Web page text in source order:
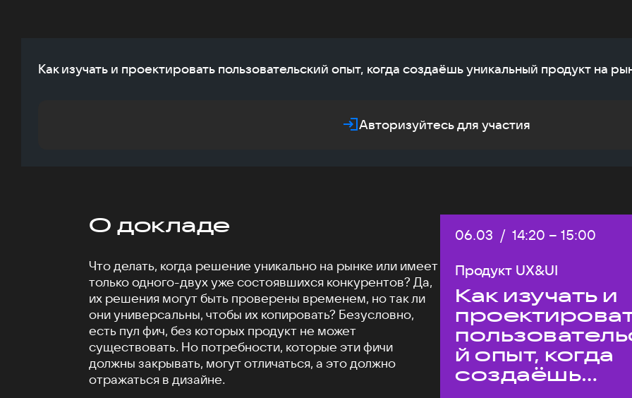
Как изучать и проектировать пользовательский опыт, когда создаёшь уникальный продукт на
Авторизуйтесь для участия
О докладе
Что делать, когда решение уникально на рынке или имеет
только одного-двух уже состоявшихся конкурентов? Да,
их решения могут быть проверены временем, но так ли
они универсальны, чтобы их копировать? Безусловно,
есть пул фич, без которых продукт не может
существовать. Но потребности, которые эти фичи
должны закрывать, могут отличаться, а это должно
отражаться в дизайне.
Дата:
06.03 / Начало:
14:20 – Конец:
15:00
Продукт UX&UI
Как изучать и
й опыт, когда
создаёшь